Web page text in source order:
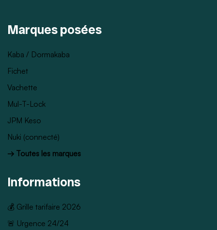
Marques posées
Kaba / Dormakaba
Fichet
Vachette
Mul-T-Lock
JPM Keso
Nuki (connecté)
→ Toutes les marques
Informations
💰 Grille tarifaire 2026
🚨 Urgence 24/24